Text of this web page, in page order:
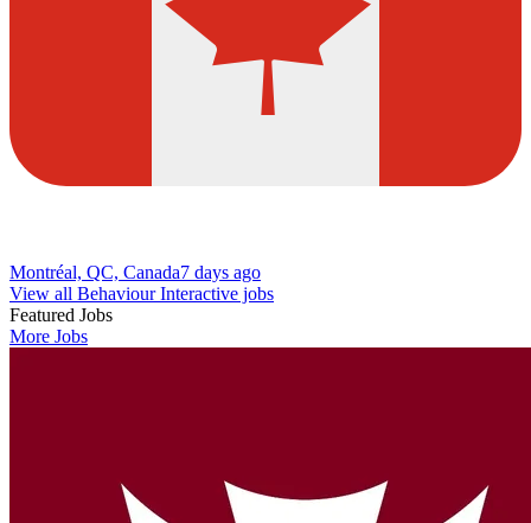
Montréal, QC, Canada7 days ago
View all Behaviour Interactive jobs
Featured Jobs
More Jobs